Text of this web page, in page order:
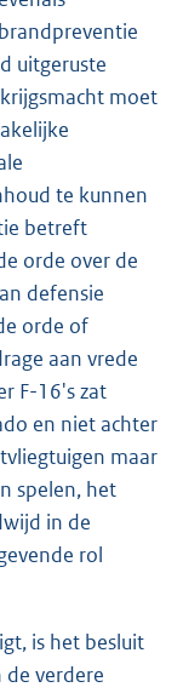
uitgeruste
moet
te kunnen
betreft
orde over de
defensie
orde of
aan vrede
F-16's zat
en niet achter
maar
spelen, het
in de
rol
is het besluit
verdere